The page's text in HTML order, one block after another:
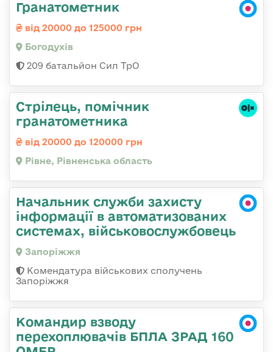
Гранатометник
від 20000 до 125000 грн
Богодухів
209 батальйон Сил ТрО
Стрілець, помічник
гранатометника
від 20000 до 120000 грн
Рівне, Рівненська область
Начальник служби захисту
інформації в автоматизованих
системах, військовослужбовець
Запоріжжя
Комендатура військових сполучень
Запоріжжя
Командир взводу
перехоплювачів БПЛА ЗРАД 160